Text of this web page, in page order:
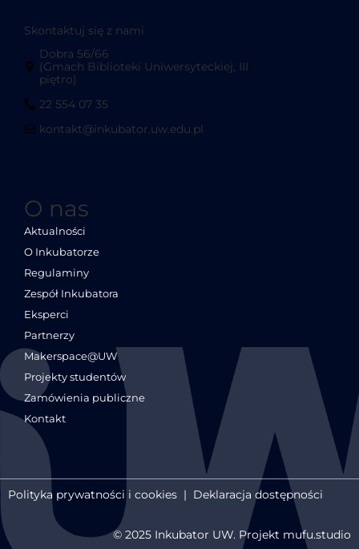
Skontaktuj się z nami
Dobra 56/66
(Gmach Biblioteki Uniwersyteckiej, III
piętro)
22 554 07 35
kontakt@inkubator.uw.edu.pl
O nas
Aktualności
O Inkubatorze
Regulaminy
Zespół Inkubatora
Eksperci
Partnerzy
Makerspace@UW
Projekty studentów
Zamówienia publiczne
Kontakt
Polityka prywatności i cookies | Deklaracja dostępności
© 2025 Inkubator UW. Projekt mufu.studio